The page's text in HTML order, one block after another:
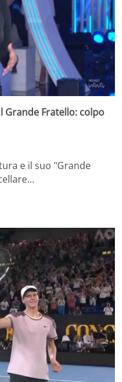
Grande Fratello: colpo
e il suo "Grande